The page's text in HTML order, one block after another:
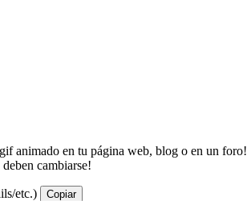
animado en tu página web, blog o en un foro!
deben cambiarse!
etc.) Copiar